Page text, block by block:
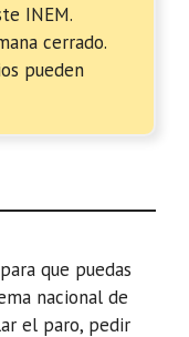
INEM.
cerrado.
pueden
que puedas
nacional de
el paro, pedir